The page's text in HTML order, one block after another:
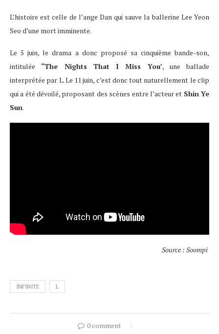
L’histoire est celle de l’ange Dan qui sauve la ballerine Lee Yeon
Seo d’une mort imminente.
Le 5 juin, le drama a donc proposé sa cinquième bande-son,
intitulée “The Nights That I Miss You’, une ballade
interprétée par L. Le 11 juin, c’est donc tout naturellement le clip
qui a été dévoilé, proposant des scènes entre l’acteur et Shin Ye
Sun.
Source : Soompi
INFINITE L
0 comment